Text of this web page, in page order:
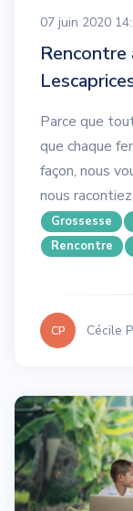
07 juin 2020
Rencontre
Parce que
que chaque
façon, nous
nous
Grossesse
Rencontre
CP Cécile